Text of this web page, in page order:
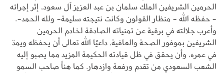
الحرمين الشريفين الملك سلمان بن عبد العزيز آل سعود، إثر إجرائه
- حفظه الله - منظار القولون وكانت نتيجته سليمة- ولله الحمد-.
وأعرب جلالته في برقية عن تمنياته الصادقة لخادم الحرمين
الشريفين بموفور الصحة والعافية، داعيًا الله تعالى أن يحفظه ويمدّ
في عمره، وأن يحقق في ظل قيادته الحكيمة المزيد مما يصبو إليه
الشعب السعودي من تقدم ورفعة وازدهار. كما هنأ صاحب السمو